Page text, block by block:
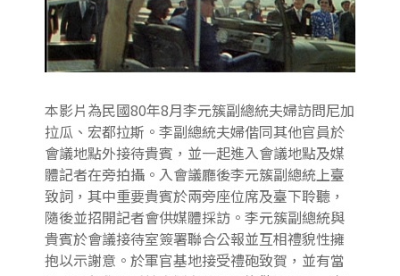
本影片為民國80年8月李元簇副總統夫婦訪問尼加
拉瓜、宏都拉斯。李副總統夫婦偕同其他官員於
會議地點外接待貴賓，並一起進入會議地點及媒
體記者在旁拍攝。入會議廳後李元簇副總統上臺
致詞，其中重要貴賓於兩旁座位席及臺下聆聽，
隨後並招開記者會供媒體採訪。李元簇副總統與
貴賓於會議接待室簽署聯合公報並互相禮貌性擁
抱以示謝意。於軍官基地接受禮砲致賀，並有當